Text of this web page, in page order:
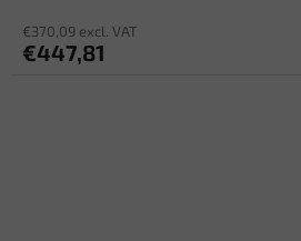
€370,09 excl. VAT
€447,81